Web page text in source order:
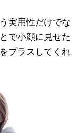
実用性だけでな
で小顔に見せた
プラスしてくれ